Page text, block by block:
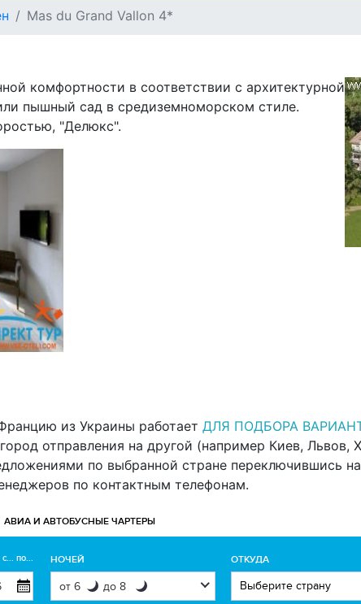
Mas du Grand Vallon 4*
комфортности в соответствии с архитектурной
пышный сад в средиземноморском стиле.
"Делюкс".
из Украины работает ДЛЯ ПОДБОРА
отправления на другой (например Киев, Львов,
по выбранной стране переключившись
по контактным телефонам.
АВИА И АВТОБУСНЫЕ ЧАРТЕРЫ
с... по... НОЧЕЙ ОТКУДА